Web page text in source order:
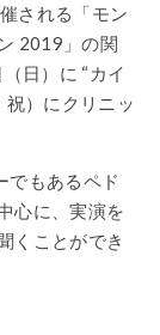
される「モン
2019」の関
日）に “カイ
）にクリニッ
でもあるペド
心に、実演を
くことができ